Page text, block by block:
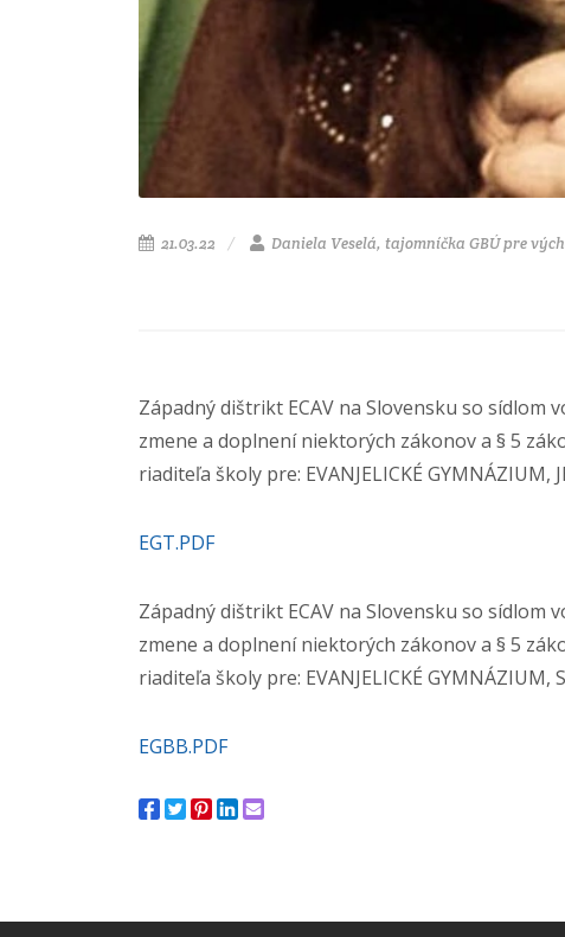
21.03.22 Daniela Veselá, tajomníčka GBÚ pre
Západný dištrikt ECAV na Slovensku so sídlom
zmene a doplnení niektorých zákonov a § 5
riaditeľa školy pre: EVANJELICKÉ GYMNÁZIUM,
EGT.PDF
Západný dištrikt ECAV na Slovensku so sídlom
zmene a doplnení niektorých zákonov a § 5
riaditeľa školy pre: EVANJELICKÉ GYMNÁZIUM,
EGBB.PDF